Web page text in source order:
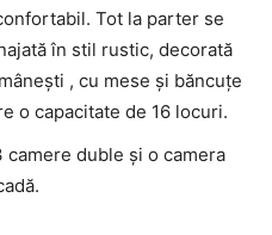
Tot la parter se
în stil rustic, decorată
, cu mese şi băncuţe
o capacitate de 16 locuri.
camere duble şi o camera